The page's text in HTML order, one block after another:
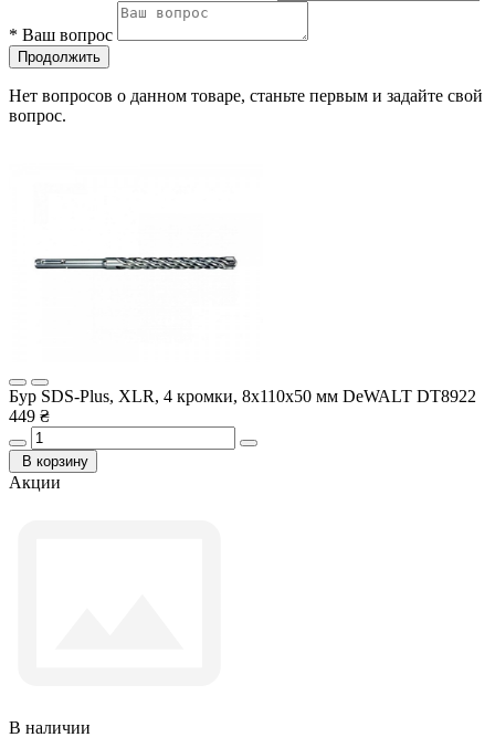
* Ваш вопрос
Продолжить
Нет вопросов о данном товаре, станьте первым и задайте свой
вопрос.
Бур SDS-Plus, XLR, 4 кромки, 8x110x50 мм DeWALT DT8922
449 ₴
В корзину
Акции
В наличии